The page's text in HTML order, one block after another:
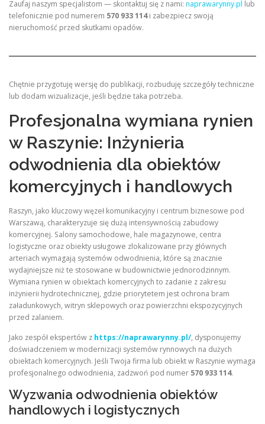
Zaufaj naszym specjalistom — skontaktuj się z nami: naprawarynny.pl lub
telefonicznie pod numerem 570 933 114i zabezpiecz swoją
nieruchomość przed skutkami opadów.
Chętnie przygotuję wersję do publikacji, rozbuduję szczegóły techniczne
lub dodam wizualizacje, jeśli będzie taka potrzeba.
Profesjonalna wymiana rynien
w Raszynie: Inżynieria
odwodnienia dla obiektów
komercyjnych i handlowych
Raszyn, jako kluczowy węzeł komunikacyjny i centrum biznesowe pod
Warszawą, charakteryzuje się dużą intensywnością zabudowy
komercyjnej. Salony samochodowe, hale magazynowe, centra
logistyczne oraz obiekty usługowe zlokalizowane przy głównych
arteriach wymagają systemów odwodnienia, które są znacznie
wydajniejsze niż te stosowane w budownictwie jednorodzinnym.
Wymiana rynien w obiektach komercyjnych to zadanie z zakresu
inżynierii hydrotechnicznej, gdzie priorytetem jest ochrona bram
załadunkowych, witryn sklepowych oraz powierzchni ekspozycyjnych
przed zalaniem.
Jako zespół ekspertów z https://naprawarynny.pl/, dysponujemy
doświadczeniem w modernizacji systemów rynnowych na dużych
obiektach komercyjnych. Jeśli Twoja firma lub obiekt w Raszynie wymaga
profesjonalnego odwodnienia, zadzwoń pod numer 570 933 114.
Wyzwania odwodnienia obiektów
handlowych i logistycznych